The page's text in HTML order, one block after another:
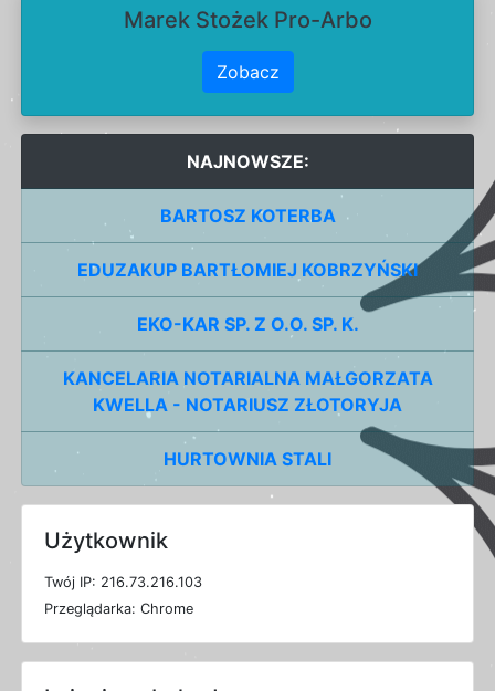
Marek Stożek Pro-Arbo
Zobacz
NAJNOWSZE:
BARTOSZ KOTERBA
EDUZAKUP BARTŁOMIEJ KOBRZYŃSKI
EKO-KAR SP. Z O.O. SP. K.
KANCELARIA NOTARIALNA MAŁGORZATA
KWELLA - NOTARIUSZ ZŁOTORYJA
HURTOWNIA STALI
Użytkownik
Twój IP: 216.73.216.103
Przeglądarka: Chrome